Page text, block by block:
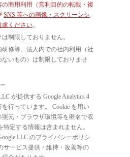
商用利用（営利目的の転載・複
SNS 等への画像・スクリーンシ
慮ください。
制限しておりません。
修等、法人内での社内利用（社
いもの）は制限しておりませ
が提供する Google Analytics 4
行っています。 Cookie を用い
元・ブラウザ環境等を匿名で収
定する情報は含まれません。
LLC のプライバシーポリシ
サービス提供・維持・改善等の